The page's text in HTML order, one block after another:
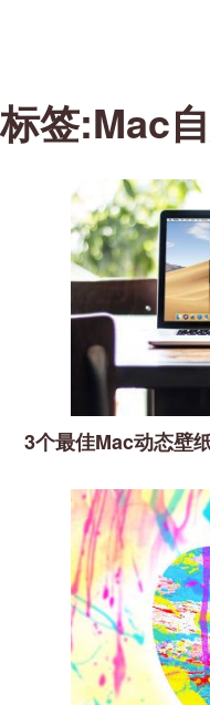
标签:Mac
3个最佳Mac动态壁